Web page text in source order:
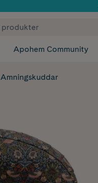
✓ Fri frakt
Apohem Community
Amningskuddar